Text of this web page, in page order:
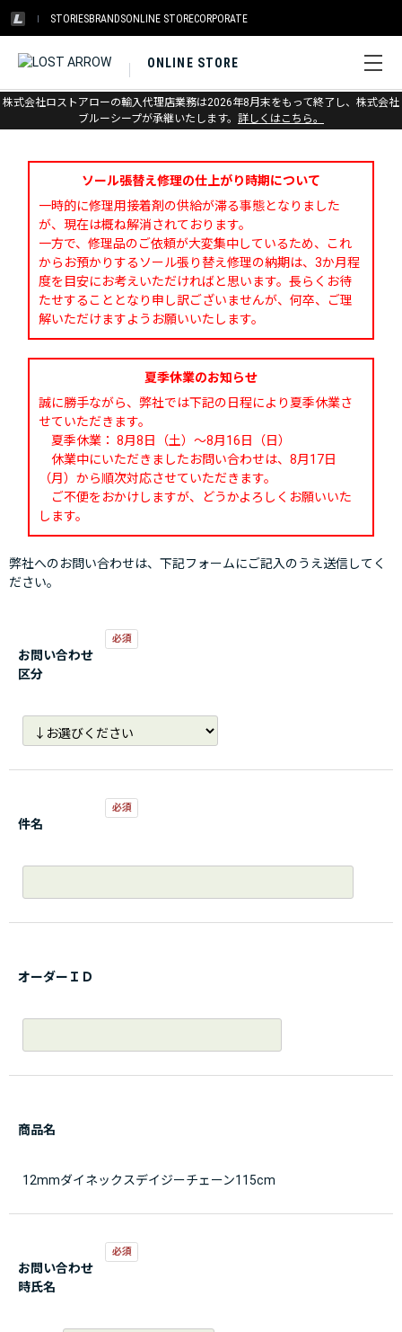
STORIESBRANDSONLINE STORECORPORATE
ONLINE STORE
株式会社ロストアローの輸入代理店業務は2026年8月末をもって終了し、株式会社
ブルーシープが承継いたします。 詳しくはこちら。
お問い合わせ
ソール張替え修理の仕上がり時期について
一時的に修理用接着剤の供給が滞る事態となりました
が、現在は概ね解消されております。
一方で、修理品のご依頼が大変集中しているため、これ
からお預かりするソール張り替え修理の納期は、3か月程
度を目安にお考えいただければと思います。長らくお待
たせすることとなり申し訳ございませんが、何卒、ご理
解いただけますようお願いいたします。
夏季休業のお知らせ
誠に勝手ながら、弊社では下記の日程により夏季休業さ
せていただきます。
夏季休業： 8月8日（土）～8月16日（日）
休業中にいただきましたお問い合わせは、8月17日
（月）から順次対応させていただきます。
ご不便をおかけしますが、どうかよろしくお願いいた
します。
弊社へのお問い合わせは、下記フォームにご記入のうえ送信してく
ださい。
お問い合わせ
区分
件名
オーダーＩＤ
商品名
12mmダイネックスデイジーチェーン115cm
お問い合わせ
時氏名